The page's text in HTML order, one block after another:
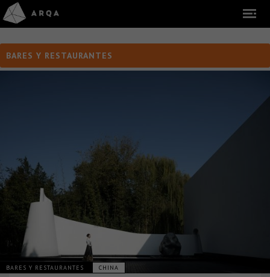
BARES Y RESTAURANTES
BARES Y RESTAURANTES CHINA